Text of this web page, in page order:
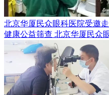
北京华厦民众眼科医院受邀
健康公益筛查 北京华厦民众